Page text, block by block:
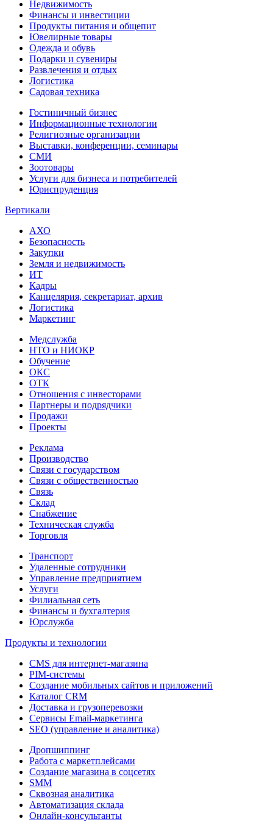
Недвижимость
Финансы и инвестиции
Продукты питания и общепит
Ювелирные товары
Одежда и обувь
Подарки и сувениры
Развлечения и отдых
Логистика
Садовая техника
Гостиничный бизнес
Информационные технологии
Религиозные организации
Выставки, конференции, семинары
СМИ
Зоотовары
Услуги для бизнеса и потребителей
Юриспруденция
Вертикали
АХО
Безопасность
Закупки
Земля и недвижимость
ИТ
Кадры
Канцелярия, секретариат, архив
Логистика
Маркетинг
Медслужба
НТО и НИОКР
Обучение
ОКС
ОТК
Отношения с инвесторами
Партнеры и подрядчики
Продажи
Проекты
Реклама
Производство
Связи с государством
Связи с общественностью
Связь
Склад
Снабжение
Техническая служба
Торговля
Транспорт
Удаленные сотрудники
Управление предприятием
Услуги
Филиальная сеть
Финансы и бухгалтерия
Юрслужба
Продукты и технологии
CMS для интернет-магазина
PIM-системы
Создание мобильных сайтов и приложений
Каталог CRM
Доставка и грузоперевозки
Сервисы Email-маркетинга
SEO (управление и аналитика)
Дропшиппинг
Работа с маркетплейсами
Создание магазина в соцсетях
SMM
Сквозная аналитика
Автоматизация склада
Онлайн-консультанты